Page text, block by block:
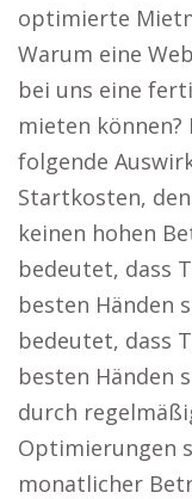
optimierte
Warum eine
bei uns eine
mieten
folgende
Startkosten,
keinen hohen
bedeutet, dass
besten Händen
bedeutet, dass
besten Händen
durch
Optimierungen
monatlicher